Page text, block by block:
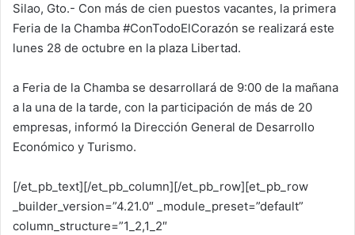
Silao, Gto.- Con más de cien puestos vacantes, la primera
Feria de la Chamba #ConTodoElCorazón se realizará este
lunes 28 de octubre en la plaza Libertad.
a Feria de la Chamba se desarrollará de 9:00 de la mañana
a la una de la tarde, con la participación de más de 20
empresas, informó la Dirección General de Desarrollo
Económico y Turismo.
[/et_pb_text][/et_pb_column][/et_pb_row][et_pb_row
_builder_version=”4.21.0″ _module_preset=”default”
column_structure=”1_2,1_2″